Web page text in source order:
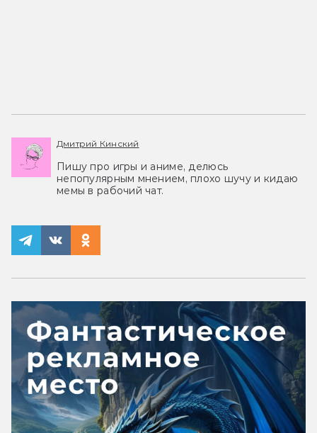
Дмитрий Кинский
Пишу про игры и аниме, делюсь
непопулярным мнением, плохо шучу и кидаю
мемы в рабочий чат.